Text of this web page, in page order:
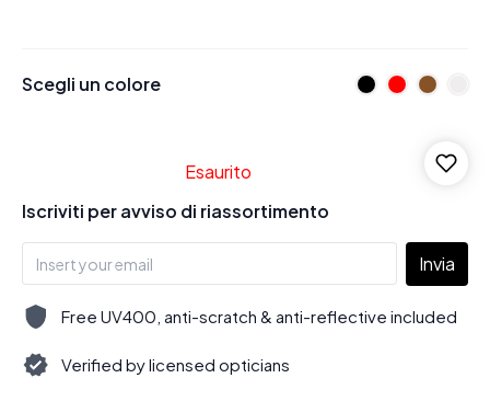
Scegli un colore
Esaurito
Iscriviti per avviso di riassortimento
Invia
Free UV400, anti-scratch & anti-reflective included
Verified by licensed opticians